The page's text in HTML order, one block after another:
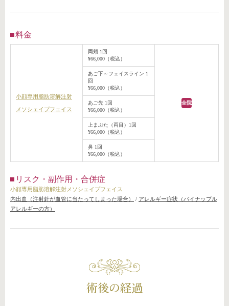
料金
小顔専用脂肪溶解注射
メソシェイプフェイス
両頬 1回
¥66,000（税込）
全院
あご下～フェイスライン 1
回
¥66,000（税込）
あご先 1回
¥66,000（税込）
上まぶた（両目）1回
¥66,000（税込）
鼻 1回
¥66,000（税込）
リスク・副作用・合併症
小顔専用脂肪溶解注射メソシェイプフェイス
内出血（注射針が血管に当たってしまった場合）
/ アレルギー症状（パイナップル
アレルギーの方）
術後の経過